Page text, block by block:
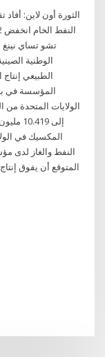
الثورة أون لاين:
تشو تساي نينغ
الوطنية
المؤسسة في
إلى
المكسيك في